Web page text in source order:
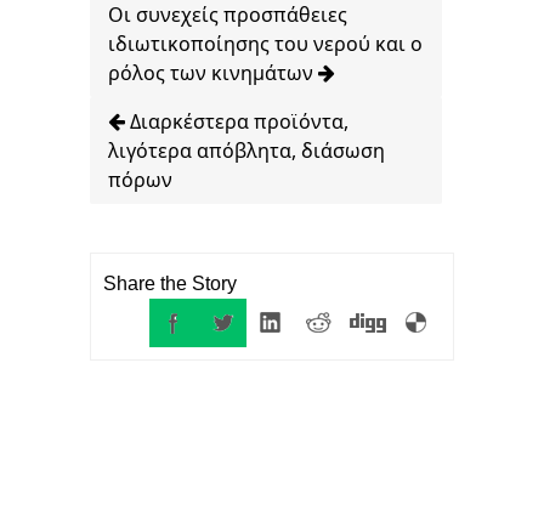
Οι συνεχείς προσπάθειες
ιδιωτικοποίησης του νερού και ο
ρόλος των κινημάτων
Διαρκέστερα προϊόντα,
λιγότερα απόβλητα, διάσωση
πόρων
Share the Story